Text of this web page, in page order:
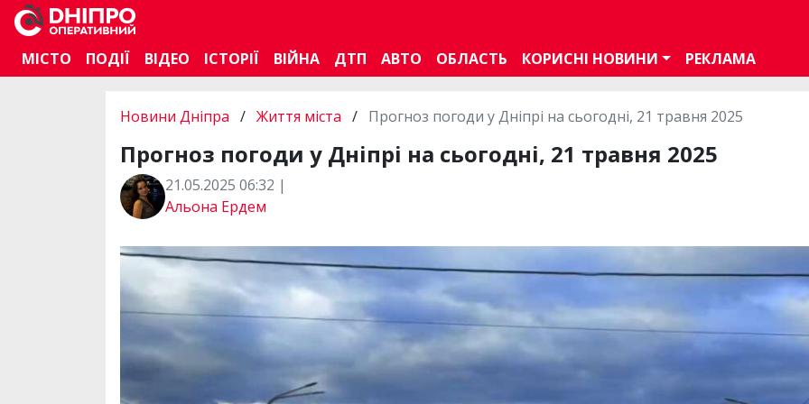
МІСТО ПОДІЇ ВІДЕО ІСТОРІЇ ВІЙНА ДТП АВТО ОБЛАСТЬ КОРИСНІ НОВИНИ РЕКЛАМА
Новини Дніпра / Життя міста / Прогноз погоди у Дніпрі на сьогодні, 21 травня 2025
Прогноз погоди у Дніпрі на сьогодні, 21 травня 2025
21.05.2025 06:32 |
Альона Ердем